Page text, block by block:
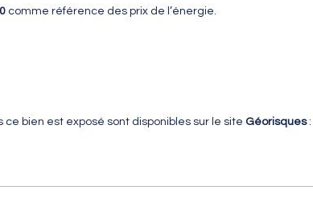
0 comme référence des prix de l’énergie.
bien est exposé sont disponibles sur le site Géorisques: